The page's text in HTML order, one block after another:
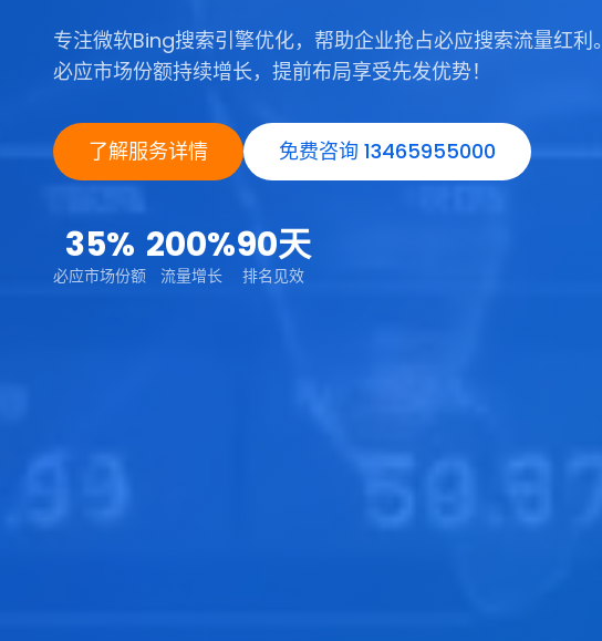
专注微软Bing搜索引擎优化，帮助企业抢占必应搜索流量红利。
必应市场份额持续增长，提前布局享受先发优势！
了解服务详情 免费咨询 13465955000
35%
必应市场份额
200%
流量增长
90天
排名见效